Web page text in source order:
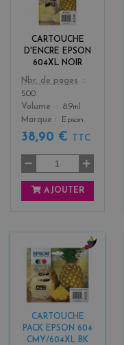
CARTOUCHE
D'ENCRE EPSON
604XL NOIR
Color
k
Nbr. de pages
500
Volume
8.9ml
Marque
Epson
38,90 € TTC
AJOUTER
CARTOUCHE
PACK EPSON 604
CMY/604XL BK
b
l
a
c
k
+
3